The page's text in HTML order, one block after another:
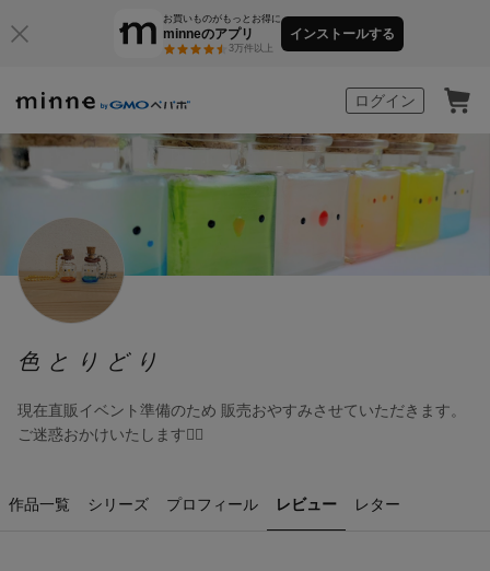
お買いものがもっとお得に
minneのアプリ
3万件以上
インストールする
ログイン
色とりどり
現在直販イベント準備のため 販売おやすみさせていただきます。
ご迷惑おかけいたします🙇‍♀️
作品一覧 シリーズ プロフィール レビュー レター